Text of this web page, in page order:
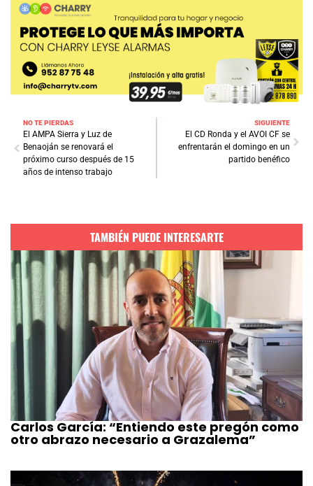
NO TE PIERDAS
El AMPA Sierra y Luz de
Benaoján se renovará el
próximo curso después de 15
años de intenso trabajo
SIGUIENTE
El CD Ronda y el AVOI CF se
enfrentarán el domingo en un
partido benéfico
TAMBIÉN PUEDE INTERESARTE
Carlos García: “Entiendo este pregón como
otro abrazo necesario a Grazalema”